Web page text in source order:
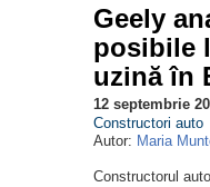
Geely
posibile
uzină în
12 septembrie
Constructori auto
Autor: Maria
Constructorul